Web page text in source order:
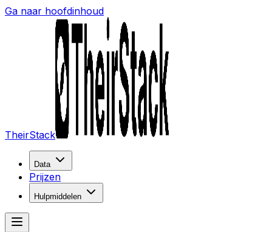
Ga naar hoofdinhoud
TheirStack
Data
Prijzen
Hulpmiddelen